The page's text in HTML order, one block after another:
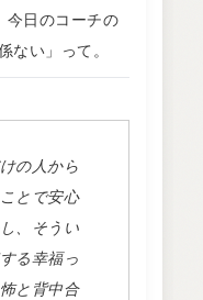
今日のコーチの
ない」って。
の人から
とで安心
、そうい
る幸福っ
と背中合